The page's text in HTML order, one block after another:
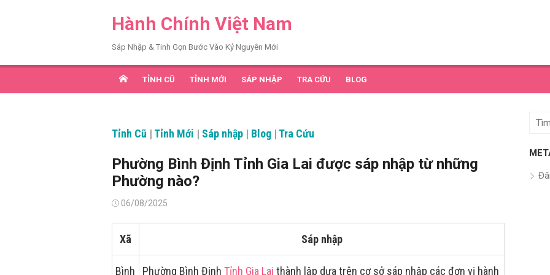
Hành Chính Việt Nam
Sáp Nhập & Tinh Gọn Bước Vào Kỷ Nguyên Mới
TỈNH CŨ TỈNH MỚI SÁP NHẬP TRA CỨU BLOG
Tỉnh Cũ | Tỉnh Mới | Sáp nhập | Blog | Tra Cứu
Phường Bình Định Tỉnh Gia Lai được sáp nhập từ những
Phường nào?
Đăng06/08/2025
Xã Sáp nhập
Bình
Phường Bình Định Tỉnh Gia Lai thành lập dựa trên cơ sở sáp nhập các đơn vị hành
Tìm
quả